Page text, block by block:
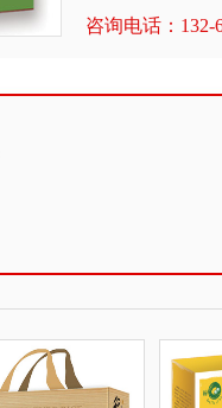
咨询电话：132-